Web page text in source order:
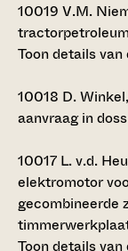
10019 V.M.
Toon details
10018 D.
aanvraag in
10017 L. v.d.
elektromotor
gecombineerde
Toon details